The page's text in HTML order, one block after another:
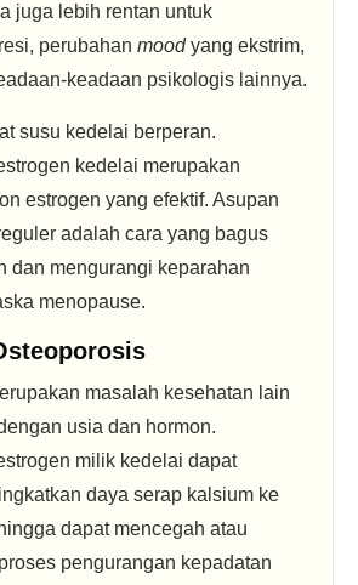
juga lebih rentan untuk
perubahan moodyang ekstrim,
keadaan psikologis lainnya.
susu kedelai berperan.
kedelai merupakan
estrogen yang efektif. Asupan
adalah cara yang bagus
dan mengurangi keparahan
menopause.
masalah kesehatan lain
usia dan hormon.
milik kedelai dapat
daya serap kalsium ke
dapat mencegah atau
pengurangan kepadatan